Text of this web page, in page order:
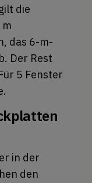
die
das 6-m-
Der Rest
5 Fenster
in der
den